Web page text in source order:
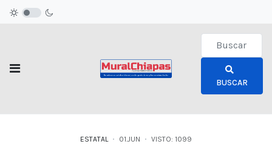
Type 2 or
BUSCAR
ESTATAL 01.JUN VISTO: 1099